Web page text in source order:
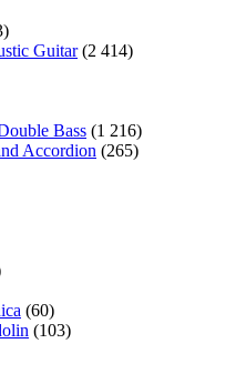
Guitar(2 414)
Bass (1 216)
Accordion (265)
(60)
(103)